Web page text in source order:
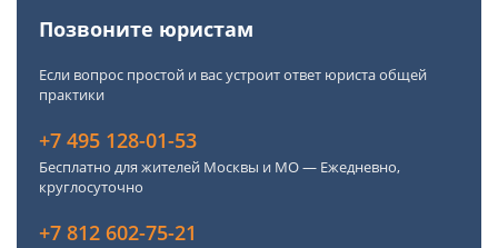
Позвоните юристам
Если вопрос простой и вас устроит ответ юриста общей
практики
+7 495 128-01-53
Бесплатно для жителей Москвы и МО — Ежедневно,
круглосуточно
+7 812 602-75-21